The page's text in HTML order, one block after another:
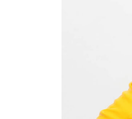
universidad?